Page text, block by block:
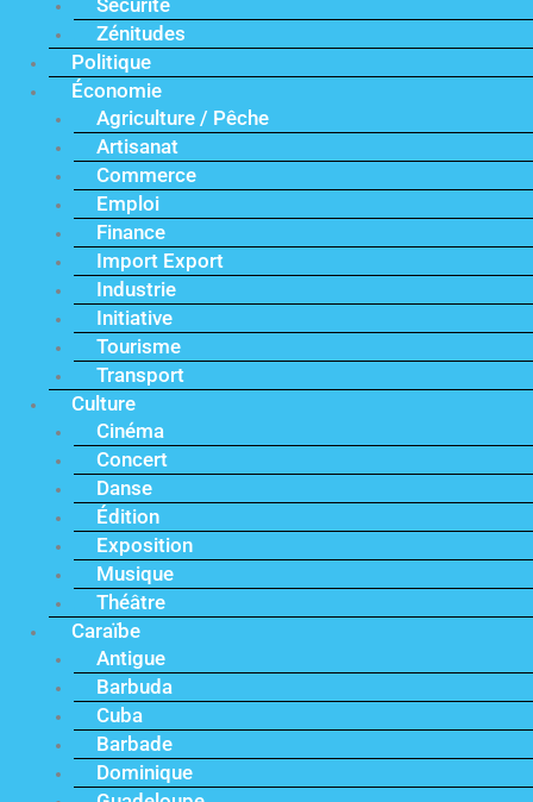
Zénitudes
Politique
Économie
Agriculture / Pêche
Artisanat
Commerce
Emploi
Finance
Import Export
Industrie
Initiative
Tourisme
Transport
Culture
Cinéma
Concert
Danse
Édition
Exposition
Musique
Théâtre
Caraïbe
Antigue
Barbuda
Cuba
Barbade
Dominique